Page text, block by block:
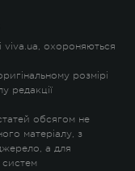
viva.ua, охороняються
розмірі
редакції
обсягом не
матеріалу, з
а для
систем